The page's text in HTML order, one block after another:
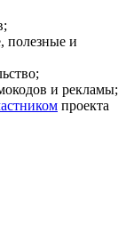
полезные и
и рекламы;
проекта